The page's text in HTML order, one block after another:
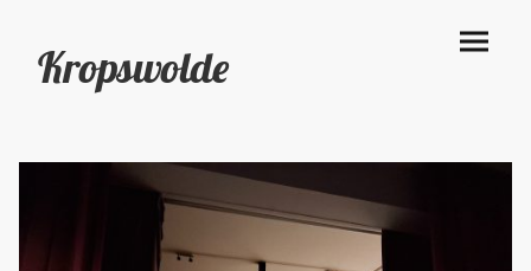
Kropswolde